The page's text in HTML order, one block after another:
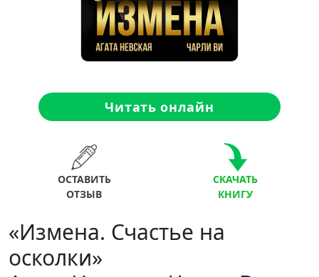
Читать онлайн
ОСТАВИТЬ
ОТЗЫВ
СКАЧАТЬ
КНИГУ
«Измена. Счастье на
осколки»